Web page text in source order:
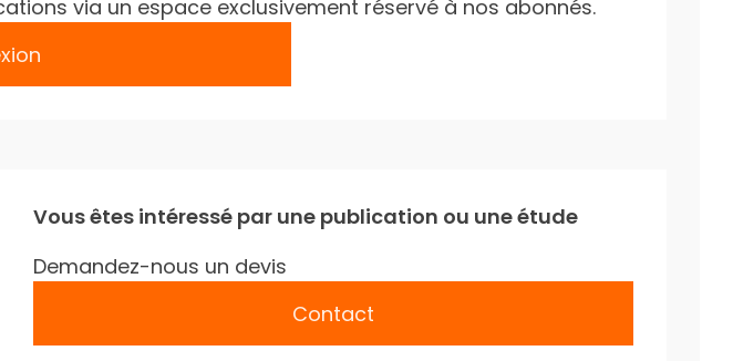
via un espace exclusivement réservé à nos abonnés.
Vous êtes intéressé par une publication ou une étude
Demandez-nous un devis
Contact